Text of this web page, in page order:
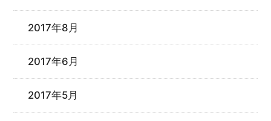
2017年8月
2017年6月
2017年5月